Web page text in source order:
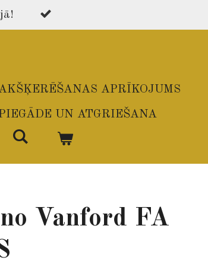
APRĪKOJUMS
UN ATGRIEŠANA
Vanford FA